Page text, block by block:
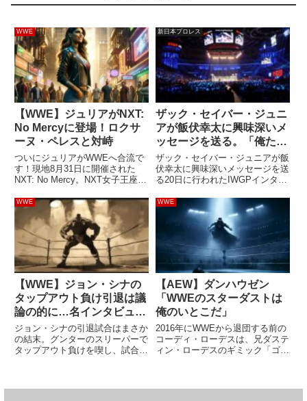
WWE
【WWE】ジュリアがNXT:
No Mercyに登場！ロクサ
ーヌ・ペレスと対峙
ついにジュリアがWWEへ合流で
す！現地8月31日に開催された
NXT: No Mercy。NXT女子王座チ
はジェイダ・パーカーを相手に防
衛に成功しました。しかし……試
合後、リングが暗転。そこに現れ
たのがジュリアで...
新日本プロレス
ザック・セイバー・ジュニ
アが飯伏幸太に興味深いメ
ッセージを送る。「俺たち
は正しい選択をしたよね」
ザック・セイバー・ジュニアが飯
伏幸太に興味深いメッセージを送
る20日に行われたIWGPインター
を繰り広げた飯伏幸太とザック・
セイバー・ジュニア。試合後、飯
伏が「新日本プロレスと契約し
た」と発表したことについて、...
WWE
【WWE】ジョン・シナの
タップアウト負け引退は議
論の的に…名インタビュア
ー「負けて引退なんて時代
遅れ」ラナ「人生はうまく
いかないもの」
ジョン・シナの引退試合はまさか
の結末。グンターのスリーパーで
タップアウト負けを喫し、試合後
WWE
【AEW】ダンハウゼン
「WWEのスターダストは
俺のいとこだ」
2016年にWWEから退団する前の
コーディ・ローデスは、兄ダステ
ィン・ローデスのギミック「ゴー